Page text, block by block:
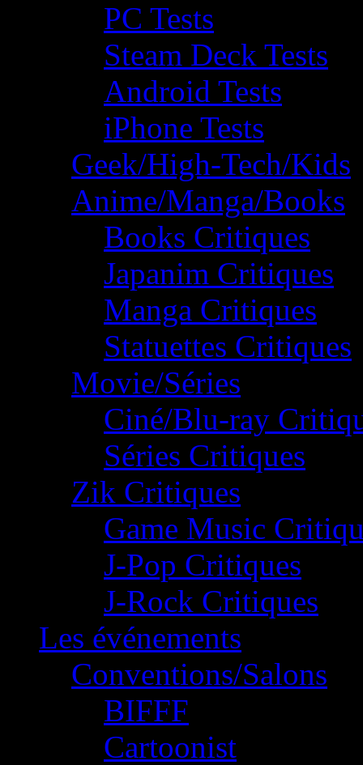
PC Tests
Steam Deck Tests
Android Tests
iPhone Tests
Geek/High-Tech/Kids
Anime/Manga/Books
Books Critiques
Japanim Critiques
Manga Critiques
Statuettes Critiques
Movie/Séries
Ciné/Blu-ray
Séries Critiques
Zik Critiques
Game Music
J-Pop Critiques
J-Rock Critiques
Les événements
Conventions/Salons
BIFFF
Cartoonist